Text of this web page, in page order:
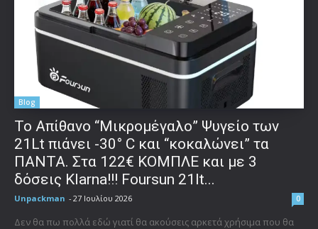
Blog
Το Απίθανο “Μικρομέγαλο” Ψυγείο των
21Lt πιάνει -30° C και “κοκαλώνει” τα
ΠΑΝΤΑ. Στα 122€ ΚΟΜΠΛΕ και με 3
δόσεις Klarna!!! Foursun 21lt...
Unpackman - 27 Ιουλίου 2026 0
Δεν θα πω πολλά εδώ γιατί θα ακούσεις αρκετά χρήσιμα που θα